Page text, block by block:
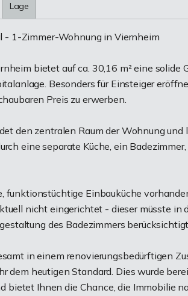
Lage
- 1-Zimmer-Wohnung in Viernheim
bietet auf ca. 30,16 m² eine solide
Besonders für Einsteiger
Preis zu erwerben.
den zentralen Raum der Wohnung
eine separate Küche, ein
funktionstüchtige Einbauküche
nicht eingerichtet - dieser müsste in
des Badezimmers
in einem renovierungsbedürftigen
dem heutigen Standard. Dies wurde
bietet Ihnen die Chance, die Immobilie